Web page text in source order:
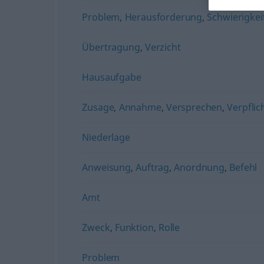
Problem, Herausforderung,
Übertragung, Verzicht
Hausaufgabe
Zusage, Annahme, Versprechen,
Niederlage
Anweisung,Auftrag,Anordnung, Befehl
Amt
Zweck, Funktion, Rolle
Problem